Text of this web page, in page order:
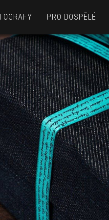
PRO DOSPĚLÉ